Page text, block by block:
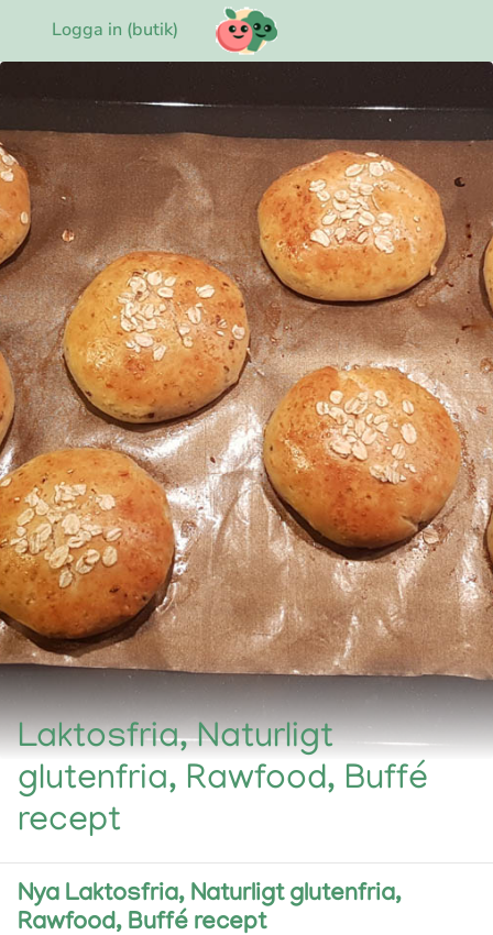
Logga in (butik)
Laktosfria, Naturligt
glutenfria, Rawfood, Buffé
recept
Nya Laktosfria, Naturligt glutenfria,
Rawfood, Buffé recept